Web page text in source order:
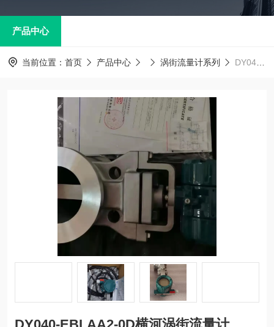
产品中心
当前位置： 首页 产品中心 涡街流量计系列 DY040-EBLAA2-0D横河涡街流量计